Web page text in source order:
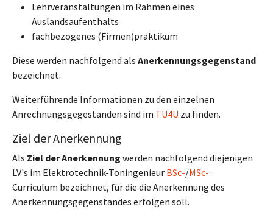
Lehrveranstaltungen im Rahmen eines
Auslandsaufenthalts
fachbezogenes (Firmen)praktikum
Diese werden nachfolgend als Anerkennungsgegenstand
bezeichnet.
Weiterführende Informationen zu den einzelnen
Anrechnungsgegeständen sind im TU4U zu finden.
Ziel der Anerkennung
Als Ziel der Anerkennung werden nachfolgend diejenigen
LV's im Elektrotechnik-Toningenieur BSc-/MSc-
Curriculum bezeichnet, für die die Anerkennung des
Anerkennungsgegenstandes erfolgen soll.